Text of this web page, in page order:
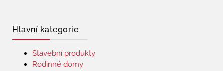
Hlavní kategorie
Stavební produkty
Rodinné domy